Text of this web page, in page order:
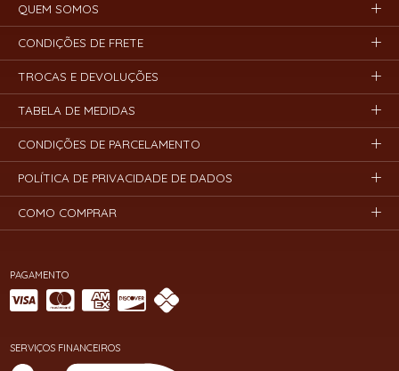
PAGAMENTO
SERVIÇOS FINANCEIROS
QUEM SOMOS
CONDIÇÕES DE FRETE
TROCAS E DEVOLUÇÕES
TABELA DE MEDIDAS
CONDIÇÕES DE PARCELAMENTO
POLÍTICA DE PRIVACIDADE DE DADOS
COMO COMPRAR